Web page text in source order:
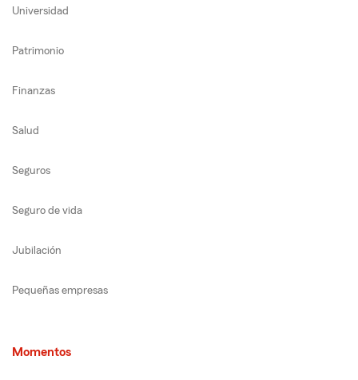
Universidad
Patrimonio
Finanzas
Salud
Seguros
Seguro de vida
Jubilación
Pequeñas empresas
Momentos